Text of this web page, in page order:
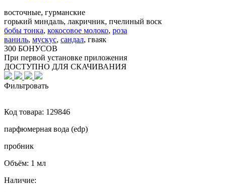
восточные, гурманские
горький миндаль, лакричник, пчелиный воск
бобы тонка, кокосовое молоко, роза
ваниль, мускус, сандал, гваяк
300 БОНУСОВ
При первой установке приложения
ДОСТУПНО ДЛЯ СКАЧИВАНИЯ
Фильтровать
Код товара: 129846
парфюмерная вода (edp)
пробник
Объём: 1 мл
Наличие: